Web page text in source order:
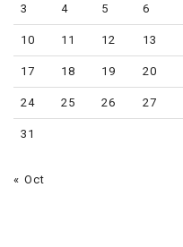
3 4 5 6
10 11 12 13
17 18 19 20
24 25 26 27
31
« Oct